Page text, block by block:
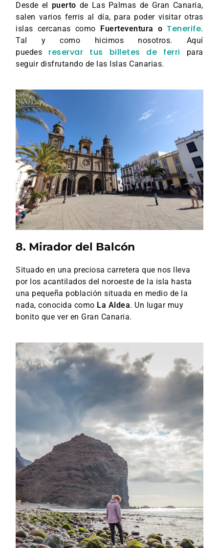
Desde el puerto de Las Palmas de Gran Canaria,
salen varios ferris al día, para poder visitar otras
islas cercanas como Fuerteventura o Tenerife.
Tal y como hicimos nosotros. Aquí
puedes reservar tus billetes de ferri para
seguir disfrutando de las Islas Canarias.
8. Mirador del Balcón
Situado en una preciosa carretera que nos lleva
por los acantilados del noroeste de la isla hasta
una pequeña población situada en medio de la
nada, conocida como La Aldea. Un lugar muy
bonito que ver en Gran Canaria.